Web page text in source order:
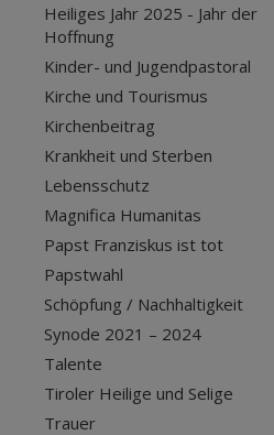
Heiliges Jahr 2025 - Jahr der
Hoffnung
Kinder- und Jugendpastoral
Kirche und Tourismus
Kirchenbeitrag
Krankheit und Sterben
Lebensschutz
Magnifica Humanitas
Papst Franziskus ist tot
Papstwahl
Schöpfung / Nachhaltigkeit
Synode 2021 – 2024
Talente
Tiroler Heilige und Selige
Trauer